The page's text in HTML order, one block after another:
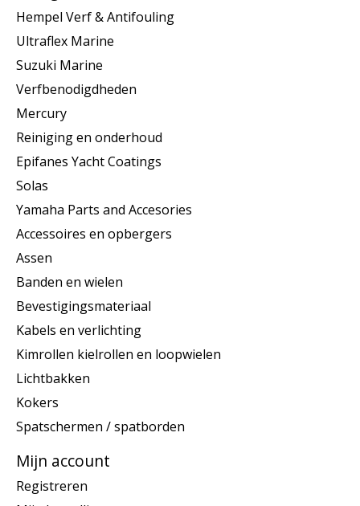
Hempel Verf & Antifouling
Ultraflex Marine
Suzuki Marine
Verfbenodigdheden
Mercury
Reiniging en onderhoud
Epifanes Yacht Coatings
Solas
Yamaha Parts and Accesories
Accessoires en opbergers
Assen
Banden en wielen
Bevestigingsmateriaal
Kabels en verlichting
Kimrollen kielrollen en loopwielen
Lichtbakken
Kokers
Spatschermen / spatborden
Mijn account
Registreren